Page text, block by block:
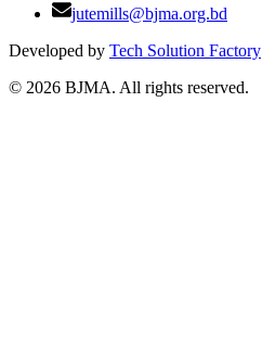
jutemills@bjma.org.bd
Developed by Tech Solution Factory
© 2026 BJMA. All rights reserved.